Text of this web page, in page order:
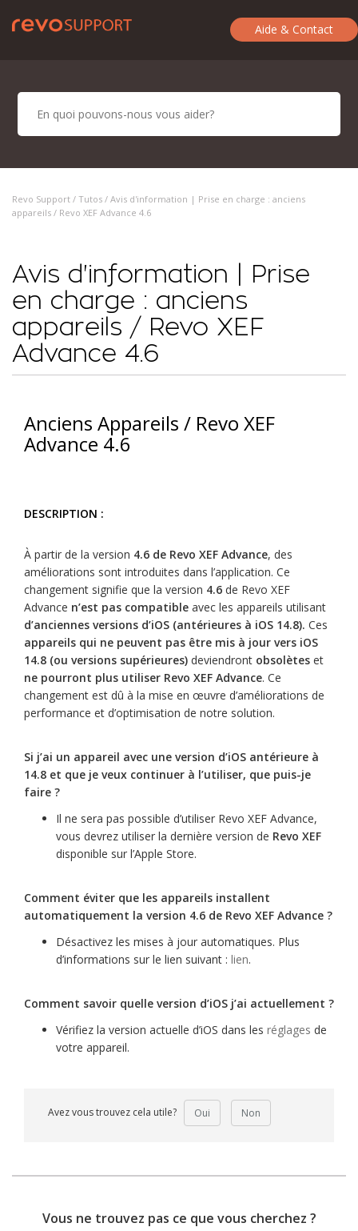
Aide & Contact
Revo Support / Tutos / Avis d'information | Prise en charge : anciens
appareils / Revo XEF Advance 4.6
Avis d'information | Prise
en charge : anciens
appareils / Revo XEF
Advance 4.6
Anciens Appareils / Revo XEF
Advance 4.6
DESCRIPTION :
À partir de la version 4.6 de Revo XEF Advance, des
améliorations sont introduites dans l’application. Ce
changement signifie que la version 4.6 de Revo XEF
Advance n’est pas compatible avec les appareils utilisant
d’anciennes versions d’iOS (antérieures à iOS 14.8). Ces
appareils qui ne peuvent pas être mis à jour vers iOS
14.8 (ou versions supérieures) deviendront obsolètes et
ne pourront plus utiliser Revo XEF Advance. Ce
changement est dû à la mise en œuvre d’améliorations de
performance et d’optimisation de notre solution.
Si j’ai un appareil avec une version d’iOS antérieure à
14.8 et que je veux continuer à l’utiliser, que puis-je
faire ?
Il ne sera pas possible d’utiliser Revo XEF Advance,
vous devrez utiliser la dernière version de Revo XEF
disponible sur l’Apple Store.
Comment éviter que les appareils installent
automatiquement la version 4.6 de Revo XEF Advance ?
Désactivez les mises à jour automatiques. Plus
d’informations sur le lien suivant : lien.
Comment savoir quelle version d’iOS j’ai actuellement ?
Vérifiez la version actuelle d’iOS dans les réglages de
votre appareil.
Avez vous trouvez cela utile? Oui Non
Vous ne trouvez pas ce que vous cherchez ?